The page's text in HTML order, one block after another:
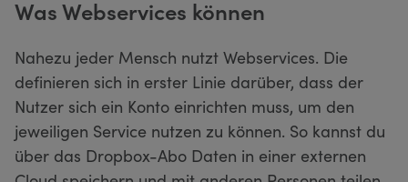
Was Webservices können
Nahezu jeder Mensch nutzt Webservices. Die
definieren sich in erster Linie darüber, dass der
Nutzer sich ein Konto einrichten muss, um den
jeweiligen Service nutzen zu können. So kannst du
über das Dropbox-Abo Daten in einer externen